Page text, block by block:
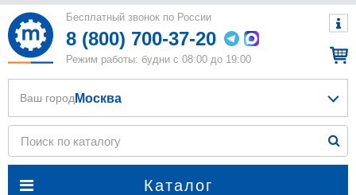
Бесплатный звонок по России
8 (800) 700-37-20
Режим работы: будни с 08:00 до 19:00
Каталог
Ваш город Москва